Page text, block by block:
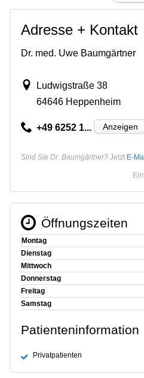
Adresse + Kontakt
Dr. med. Uwe Baumgärtner
Ludwigstraße 38
64646 Heppenheim
+49 6252 1... Anzeigen
Sind Sie Dr. Baumgärtner? Jetzt E-
Öffnungszeiten
Montag
Dienstag
Mittwoch
Donnerstag
Freitag
Samstag
Patienteninformation
Privatpatienten